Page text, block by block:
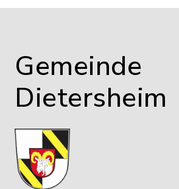
Gemeinde
Dietersheim